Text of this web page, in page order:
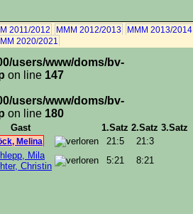
2011/2012 MMM 2012/2013 MMM 2013/2014
2020/2021
users/www/doms/bv-
on line 147
users/www/doms/bv-
on line 180
Gast 1.Satz 2.Satz 3.Satz
Melina 21:5
21:3
Mila
Christin
5:21 8:21